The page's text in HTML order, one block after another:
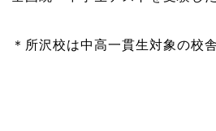
＊所沢校は中高一貫生対象の校